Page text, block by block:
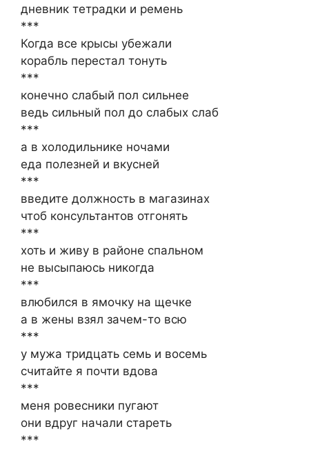
дневник тетрадки и ремень
***
Когда все крысы убежали
корабль перестал тонуть
***
конечно слабый пол сильнее
ведь сильный пол до слабых слаб
***
а в холодильнике ночами
еда полезней и вкусней
***
введите должность в магазинах
чтоб консультантов отгонять
***
хоть и живу в районе спальном
не высыпаюсь никогда
***
влюбился в ямочку на щечке
а в жены взял зачем-то всю
***
у мужа тридцать семь и восемь
считайте я почти вдова
***
меня ровесники пугают
они вдруг начали стареть
***